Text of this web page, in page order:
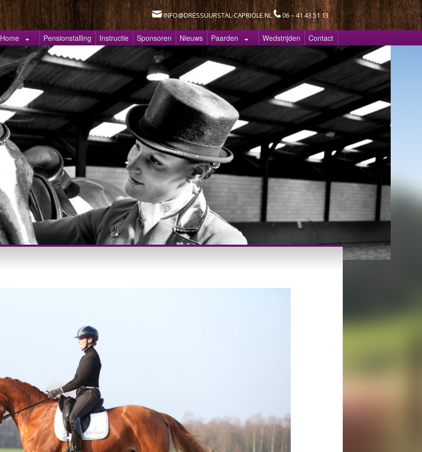
INFO@DRESSUURSTAL-CAPRIOLE.NL 06 – 41 43 51 13
Home Pensionstalling Instructie Sponsoren Nieuws Paarden Wedstrijden Contact